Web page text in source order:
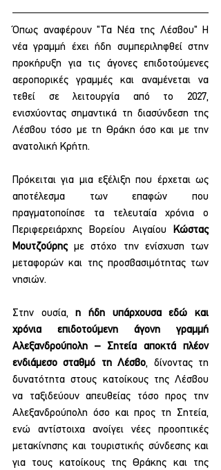
Όπως αναφέρουν "Τα Νέα της Λέσβου" Η
νέα γραμμή έχει ήδη συμπεριληφθεί στην
προκήρυξη για τις άγονες επιδοτούμενες
αεροπορικές γραμμές και αναμένεται να
τεθεί σε λειτουργία από το 2027,
ενισχύοντας σημαντικά τη διασύνδεση της
Λέσβου τόσο με τη Θράκη όσο και με την
ανατολική Κρήτη.
Πρόκειται για μια εξέλιξη που έρχεται ως
αποτέλεσμα των επαφών που
πραγματοποίησε τα τελευταία χρόνια ο
Περιφερειάρχης Βορείου Αιγαίου
Κώστας
Μουτζούρης με στόχο την ενίσχυση των
μεταφορών και της προσβασιμότητας των
νησιών.
Στην ουσία, η ήδη υπάρχουσα εδώ και
χρόνια επιδοτούμενη άγονη γραμμή
Αλεξανδρούπολη – Σητεία αποκτά πλέον
ενδιάμεσο σταθμό τη Λέσβο, δίνοντας τη
δυνατότητα στους κατοίκους της Λέσβου
να ταξιδεύουν απευθείας τόσο προς την
Αλεξανδρούπολη όσο και προς τη Σητεία,
ενώ αντίστοιχα ανοίγει νέες προοπτικές
μετακίνησης και τουριστικής σύνδεσης και
για τους κατοίκους της Θράκης και της